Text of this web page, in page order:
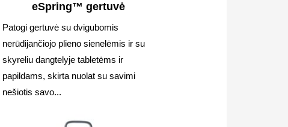
eSpring™ gertuvė
Patogi gertuvė su dvigubomis
nerūdijančiojo plieno sienelėmis ir su
skyreliu dangtelyje tabletėms ir
papildams, skirta nuolat su savimi
nešiotis savo...